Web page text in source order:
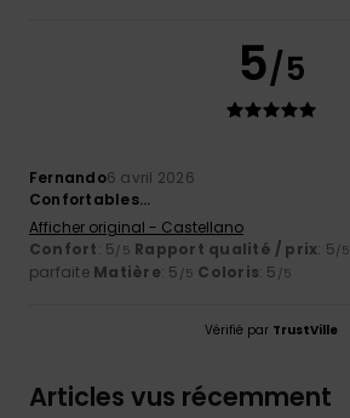
5/5
Fernando6 avril 2026
Confortables...
Afficher original - Castellano
Confort: 5/5 Rapport qualité / prix: 5/5
parfaite Matière: 5 /5 Coloris: 5 /5
Vérifié par TrustVille
Articles vus récemment